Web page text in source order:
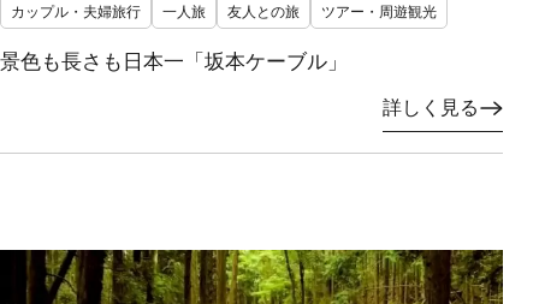
カップル・夫婦旅行
一人旅 友人との旅 ツアー・周遊観光
景色も長さも日本一「坂本ケーブル」
詳しく見る